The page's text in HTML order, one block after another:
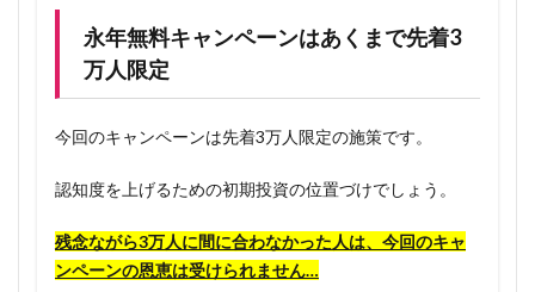
永年無料キャンペーンはあくまで先着3
万人限定
今回のキャンペーンは先着3万人限定の施策です。
認知度を上げるための初期投資の位置づけでしょう。
残念ながら3万人に間に合わなかった人は、今回のキャ
ンペーンの恩恵は受けられません…